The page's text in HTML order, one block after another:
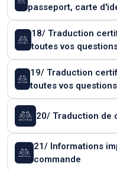
passeport, carte
18/ Traduction
toutes vos
19/ Traduction
toutes vos questions
20/ Traduction de
21/ Informations
commande